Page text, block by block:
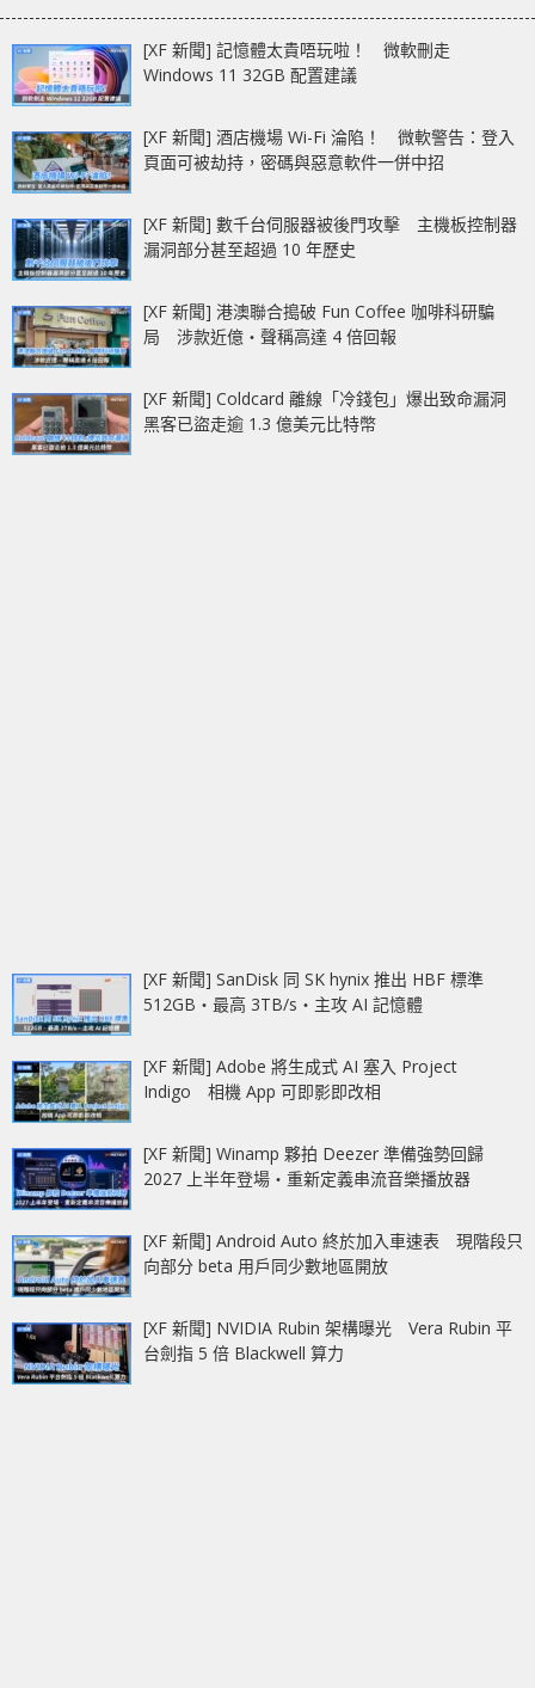
[XF 新聞] 記憶體太貴唔玩啦！ 微軟刪走
Windows 11 32GB 配置建議
[XF 新聞] 酒店機場 Wi-Fi 淪陷！ 微軟警告：登入
頁面可被劫持，密碼與惡意軟件一併中招
[XF 新聞] 數千台伺服器被後門攻擊 主機板控制器
漏洞部分甚至超過 10 年歷史
[XF 新聞] 港澳聯合搗破 Fun Coffee 咖啡科研騙
局 涉款近億‧聲稱高達 4 倍回報
[XF 新聞] Coldcard 離線「冷錢包」爆出致命漏洞
黑客已盜走逾 1.3 億美元比特幣
[XF 新聞] SanDisk 同 SK hynix 推出 HBF 標準
512GB‧最高 3TB/s‧主攻 AI 記憶體
[XF 新聞] Adobe 將生成式 AI 塞入 Project
Indigo 相機 App 可即影即改相
[XF 新聞] Winamp 夥拍 Deezer 準備強勢回歸
2027 上半年登場‧重新定義串流音樂播放器
[XF 新聞] Android Auto 終於加入車速表 現階段只
向部分 beta 用戶同少數地區開放
[XF 新聞] NVIDIA Rubin 架構曝光 Vera Rubin 平
台劍指 5 倍 Blackwell 算力